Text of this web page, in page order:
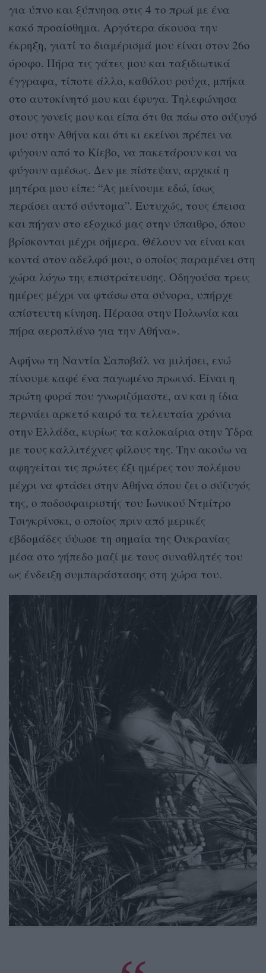
για ύπνο και ξύπνησα στις 4 το πρωί με ένα
κακό προαίσθημα. Αργότερα άκουσα την
έκρηξη, γιατί το διαμέρισμά μου είναι στον 26ο
όροφο. Πήρα τις γάτες μου και ταξιδιωτικά
έγγραφα, τίποτε άλλο, καθόλου ρούχα, μπήκα
στο αυτοκίνητό μου και έφυγα. Τηλεφώνησα
στους γονείς μου και είπα ότι θα πάω στο σύζυγό
μου στην Αθήνα και ότι κι εκείνοι πρέπει να
φύγουν από το Κίεβο, να πακετάρουν και να
φύγουν αμέσως. Δεν με πίστεψαν, αρχικά η
μητέρα μου είπε: “Ας μείνουμε εδώ, ίσως
περάσει αυτό σύντομα”. Ευτυχώς, τους έπεισα
και πήγαν στο εξοχικό μας στην ύπαιθρο, όπου
βρίσκονται μέχρι σήμερα. Θέλoυν να είναι και
κοντά στον αδελφό μου, ο οποίος παραμένει στη
χώρα λόγω της επιστράτευσης. Οδηγούσα τρεις
ημέρες μέχρι να φτάσω στα σύνορα, υπήρχε
απίστευτη κίνηση. Πέρασα στην Πολωνία και
πήρα αεροπλάνο για την Αθήνα».
Αφήνω τη Ναντία Σαποβάλ να μιλήσει, ενώ
πίνουμε καφέ ένα παγωμένο πρωινό. Είναι η
πρώτη φορά που γνωριζόμαστε, αν και η ίδια
περνάει αρκετό καιρό τα τελευταία χρόνια
στην Ελλάδα, κυρίως τα καλοκαίρια στην Υδρα
με τους καλλιτέχνες φίλους της. Την ακούω να
αφηγείται τις πρώτες έξι ημέρες του πολέμου
μέχρι να φτάσει στην Αθήνα όπου ζει ο σύζυγός
της, ο ποδοσφαιριστής του Ιωνικού Ντμίτρο
Τσιγκρίνσκι, ο οποίος πριν από μερικές
εβδομάδες ύψωσε τη σημαία της Ουκρανίας
μέσα στο γήπεδο μαζί με τους συναθλητές του
ως ένδειξη συμπαράστασης στη χώρα του.